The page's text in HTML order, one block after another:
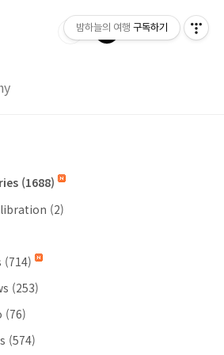
(1688)
(2)
(714)
(253)
(76)
(574)
밤하늘의 여행 구독하기